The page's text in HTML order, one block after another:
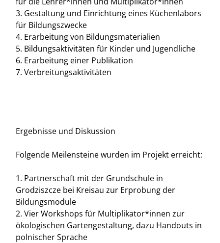
3. Gestaltung und Einrichtung eines Küchenlabors
für Bildungszwecke
4. Erarbeitung von Bildungsmaterialien
5. Bildungsaktivitäten für Kinder und Jugendliche
6. Erarbeitung einer Publikation
7. Verbreitungsaktivitäten
Ergebnisse und Diskussion
Folgende Meilensteine wurden im Projekt erreicht:
1. Partnerschaft mit der Grundschule in
Grodziszcze bei Kreisau zur Erprobung der
Bildungsmodule
2. Vier Workshops für Multiplikator*innen zur
ökologischen Gartengestaltung, dazu Handouts in
polnischer Sprache